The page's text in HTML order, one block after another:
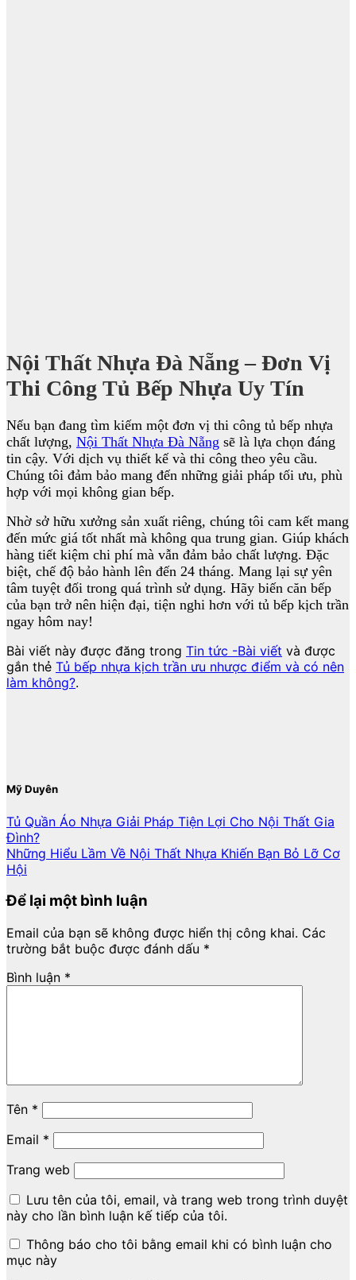
Nội Thất Nhựa Đà Nẵng – Đơn Vị
Thi Công Tủ Bếp Nhựa Uy Tín
Nếu bạn đang tìm kiếm một đơn vị thi công tủ bếp nhựa
chất lượng, Nội Thất Nhựa Đà Nẵng sẽ là lựa chọn đáng
tin cậy. Với dịch vụ thiết kế và thi công theo yêu cầu.
Chúng tôi đảm bảo mang đến những giải pháp tối ưu, phù
hợp với mọi không gian bếp.
Nhờ sở hữu xưởng sản xuất riêng, chúng tôi cam kết mang
đến mức giá tốt nhất mà không qua trung gian. Giúp khách
hàng tiết kiệm chi phí mà vẫn đảm bảo chất lượng. Đặc
biệt, chế độ bảo hành lên đến 24 tháng. Mang lại sự yên
tâm tuyệt đối trong quá trình sử dụng. Hãy biến căn bếp
của bạn trở nên hiện đại, tiện nghi hơn với tủ bếp kịch trần
ngay hôm nay!
Bài viết này được đăng trong Tin tức -Bài viết và được
gắn thẻ Tủ bếp nhựa kịch trần ưu nhược điểm và có nên
làm không?.
Mỹ Duyên
Tủ Quần Áo Nhựa Giải Pháp Tiện Lợi Cho Nội Thất Gia
Đình?
Những Hiểu Lầm Về Nội Thất Nhựa Khiến Bạn Bỏ Lỡ Cơ
Hội
Để lại một bình luận
Email của bạn sẽ không được hiển thị công khai. Các
trường bắt buộc được đánh dấu *
Bình luận *
Tên *
Email *
Trang web
Lưu tên của tôi, email, và trang web trong trình duyệt
này cho lần bình luận kế tiếp của tôi.
Thông báo cho tôi bằng email khi có bình luận cho
mục này